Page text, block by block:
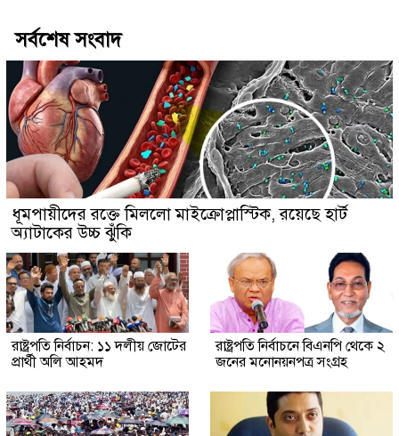
সর্বশেষ সংবাদ
ধূমপায়ীদের রক্তে মিললো মাইক্রোপ্লাস্টিক, রয়েছে হার্ট
অ্যাটাকের উচ্চ ঝুঁকি
রাষ্ট্রপতি নির্বাচন: ১১ দলীয় জোটের
প্রার্থী অলি আহমদ
রাষ্ট্রপতি নির্বাচনে বিএনপি থেকে ২
জনের মনোনয়নপত্র সংগ্রহ